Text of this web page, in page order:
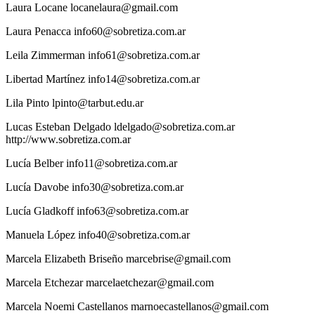
Laura Locane locanelaura@gmail.com
Laura Penacca info60@sobretiza.com.ar
Leila Zimmerman info61@sobretiza.com.ar
Libertad Martínez info14@sobretiza.com.ar
Lila Pinto lpinto@tarbut.edu.ar
Lucas Esteban Delgado ldelgado@sobretiza.com.ar
http://www.sobretiza.com.ar
Lucía Belberinfo11@sobretiza.com.ar
Lucía Davobe info30@sobretiza.com.ar
Lucía Gladkoffinfo63@sobretiza.com.ar
Manuela López info40@sobretiza.com.ar
Marcela Elizabeth Briseño marcebrise@gmail.com
Marcela Etchezarmarcelaetchezar@gmail.com
Marcela Noemi Castellanos marnoecastellanos@gmail.com